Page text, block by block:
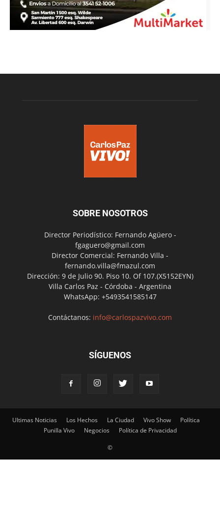
SOBRE NOSOTROS
Director Periodístico: Fernando Agüero -
fgaguero@gmail.com
Director Comercial: Fernando Villa -
fernando.villa@fmazul.com
Dirección: 9 de Julio 90. Piso 10. Of 107.(X5152EYN)
Villa Carlos Paz - Córdoba - Argentina
WhatsApp: +5493541585147
Contáctanos: info@carlospazvivo.com
SÍGUENOS
Ultimas Noticias Los Hechos La Ciudad Vivo Show
Política
Punilla Vivo
Negocios Política de Privacidad
©